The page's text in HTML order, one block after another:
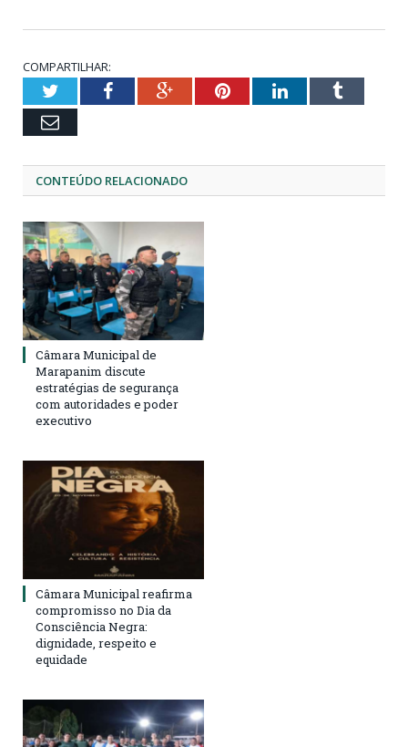
COMPARTILHAR:
TwitterFacebookGoogle+PinterestLinkedInTumblr
Email
CONTEÚDO RELACIONADO
Câmara Municipal de
Marapanim discute
estratégias de segurança
com autoridades e poder
executivo
Câmara Municipal reafirma
compromisso no Dia da
Consciência Negra:
dignidade, respeito e
equidade